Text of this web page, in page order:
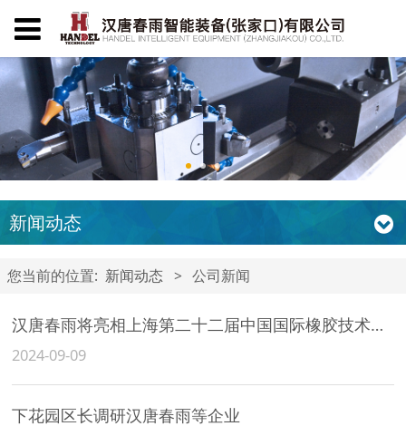
新闻动态
您当前的位置: 新闻动态 > 公司新闻
汉唐春雨将亮相上海第二十二届中国国际橡胶技术展览会
2024-09-09
下花园区长调研汉唐春雨等企业